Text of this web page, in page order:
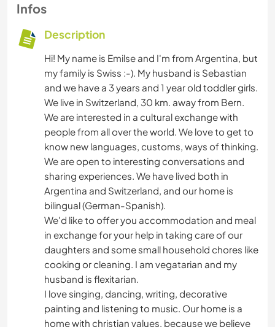
Infos
Description
Hi! My name is Emilse and I'm from Argentina, but
my family is Swiss :-). My husband is Sebastian
and we have a 3 years and 1 year old toddler girls.
We live in Switzerland, 30 km. away from Bern.
We are interested in a cultural exchange with
people from all over the world. We love to get to
know new languages, customs, ways of thinking.
We are open to interesting conversations and
sharing experiences. We have lived both in
Argentina and Switzerland, and our home is
bilingual (German-Spanish).
We'd like to offer you accommodation and meal
in exchange for your help in taking care of our
daughters and some small household chores like
cooking or cleaning. I am vegatarian and my
husband is flexitarian.
I love singing, dancing, writing, decorative
painting and listening to music. Our home is a
home with christian values, because we believe